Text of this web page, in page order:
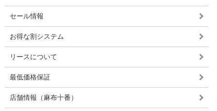
セール情報
お得な割システム
リースについて
最低価格保証
店舗情報（麻布十番）